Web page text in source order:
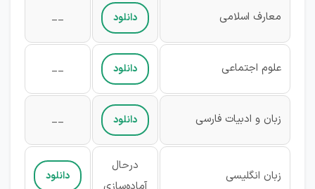
معارف اسلامی دانلود __
علوم اجتماعی دانلود __
زبان و ادبیات فارسی دانلود __
زبان انگلیسی
درحال
دانلود